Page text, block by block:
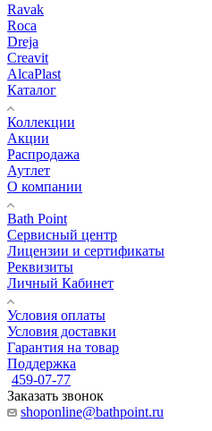
Ravak
Roca
Dreja
Creavit
AlcaPlast
Каталог
Коллекции
Акции
Распродажа
Аутлет
О компании
Bath Point
Сервисный центр
Лицензии и сертификаты
Реквизиты
Личный Кабинет
Условия оплаты
Условия доставки
Гарантия на товар
Поддержка
459-07-77
Заказать звонок
shoponline@bathpoint.ru